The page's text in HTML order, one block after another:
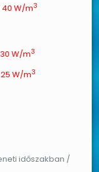
40 W/m3
30 W/m3
25 W/m3
időszakban /